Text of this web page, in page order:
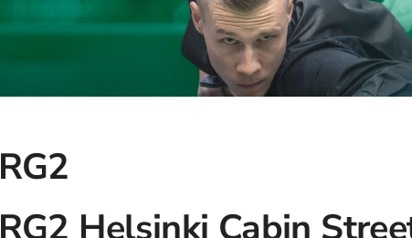
RG2
RG2 Helsinki Cabin